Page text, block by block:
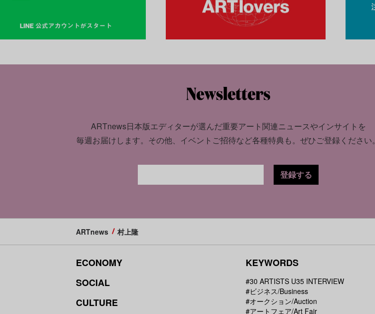
ARTnews日本版エディターが選んだ重要アート関連ニュースやインサイトを
毎週お届けします。 その他、イベントご招待など各種特典も。 ぜひご登録ください。
登録する
ARTnews 村上隆
ECONOMY
SOCIAL
CULTURE
KEYWORDS
#30 ARTISTS U35 INTERVIEW
#ビジネス/Business
#オークション/Auction
#アートフェア/Art Fair